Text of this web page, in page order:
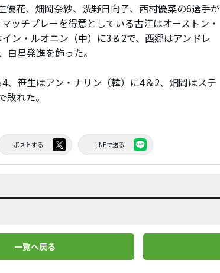
花、畑岡奈紗、渋野日向子、西村優菜の6選手が
ッチプレーを得意としている古江はオーストン・
ン・ルオニン（中）に3＆2で、西郷はアンドレ
星発進を飾った。
笹生はアン・ナリン（韓）に4＆2、畑岡はステ
れた。
ポストする LINEで送る
一覧へ戻る